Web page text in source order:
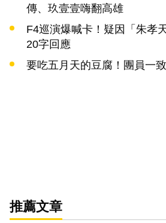
傳、玖壹壹嗨翻高雄
F4巡演爆喊卡！疑因「朱孝
20字回應
要吃五月天的豆腐！團員一
推薦文章